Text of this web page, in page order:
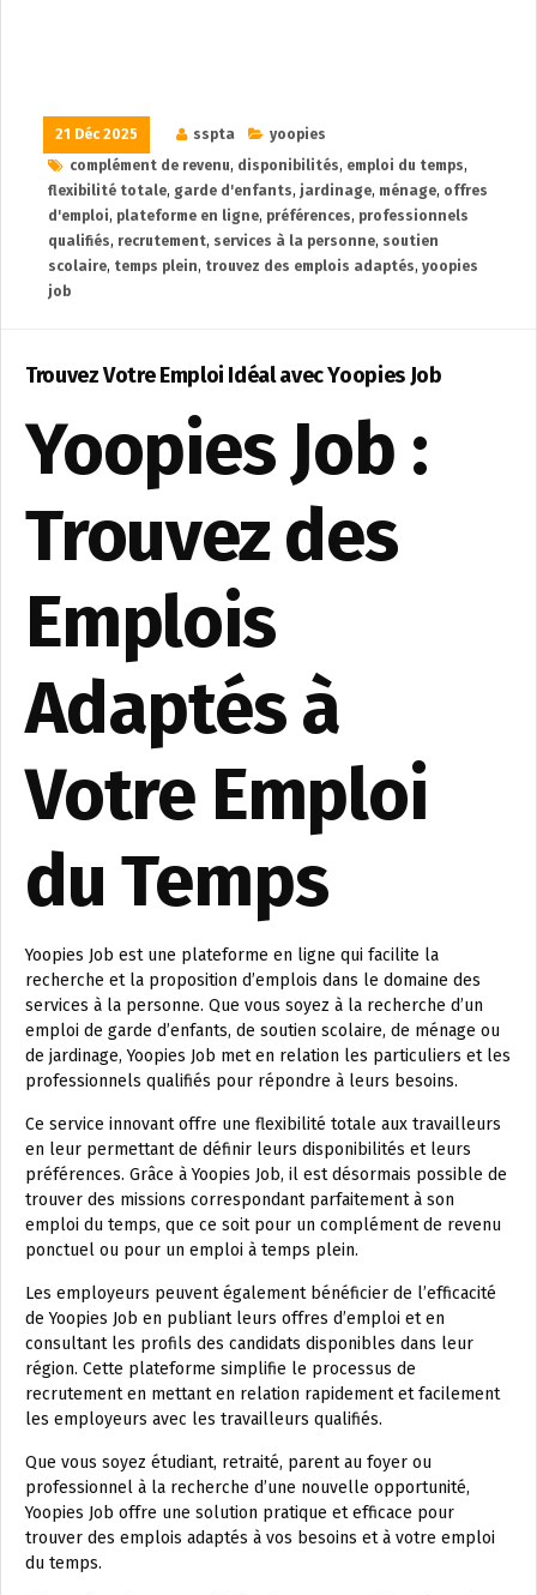
21 Déc 2025 sspta
yoopies
complément de revenu, disponibilités, emploi du temps,
flexibilité totale, garde d'enfants, jardinage, ménage, offres
d'emploi, plateforme en ligne, préférences, professionnels
qualifiés, recrutement, services à la personne, soutien
scolaire, temps plein, trouvez des emplois adaptés, yoopies
job
Trouvez Votre Emploi Idéal avec Yoopies Job
Yoopies Job :
Trouvez des
Emplois
Adaptés à
Votre Emploi
du Temps
Yoopies Job est une plateforme en ligne qui facilite la
recherche et la proposition d’emplois dans le domaine des
services à la personne. Que vous soyez à la recherche d’un
emploi de garde d’enfants, de soutien scolaire, de ménage ou
de jardinage, Yoopies Job met en relation les particuliers et les
professionnels qualifiés pour répondre à leurs besoins.
Ce service innovant offre une flexibilité totale aux travailleurs
en leur permettant de définir leurs disponibilités et leurs
préférences. Grâce à Yoopies Job, il est désormais possible de
trouver des missions correspondant parfaitement à son
emploi du temps, que ce soit pour un complément de revenu
ponctuel ou pour un emploi à temps plein.
Les employeurs peuvent également bénéficier de l’efficacité
de Yoopies Job en publiant leurs offres d’emploi et en
consultant les profils des candidats disponibles dans leur
région. Cette plateforme simplifie le processus de
recrutement en mettant en relation rapidement et facilement
les employeurs avec les travailleurs qualifiés.
Que vous soyez étudiant, retraité, parent au foyer ou
professionnel à la recherche d’une nouvelle opportunité,
Yoopies Job offre une solution pratique et efficace pour
trouver des emplois adaptés à vos besoins et à votre emploi
du temps.